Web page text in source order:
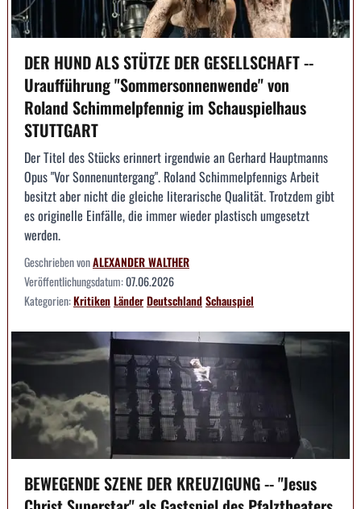
DER HUND ALS STÜTZE DER GESELLSCHAFT --
Uraufführung "Sommersonnenwende" von
Roland Schimmelpfennig im Schauspielhaus
STUTTGART
Der Titel des Stücks erinnert irgendwie an Gerhard Hauptmanns
Opus "Vor Sonnenuntergang". Roland Schimmelpfennigs Arbeit
besitzt aber nicht die gleiche literarische Qualität. Trotzdem gibt
es originelle Einfälle, die immer wieder plastisch umgesetzt
werden.
Geschrieben vonALEXANDER WALTHER
Veröffentlichungsdatum:07.06.2026
Kategorien:KritikenLänderDeutschlandSchauspiel
BEWEGENDE SZENE DER KREUZIGUNG -- "Jesus